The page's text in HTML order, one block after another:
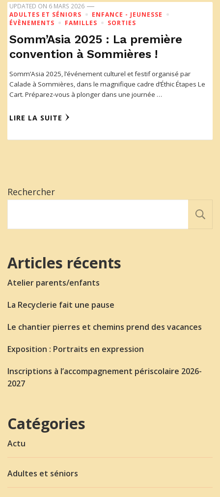
UPDATED ON 6 MARS 2026
ADULTES ET SÉNIORS
ENFANCE - JEUNESSE
ÉVÈNEMENTS
FAMILLES SORTIES
Somm’Asia 2025 : La première
convention à Sommières !
Somm’Asia 2025, l’événement culturel et festif organisé par
Calade à Sommières, dans le magnifique cadre d’Éthic Étapes Le
Cart. Préparez-vous à plonger dans une journée …
LIRE LA SUITE
Rechercher
Articles récents
Atelier parents/enfants
La Recyclerie fait une pause
Le chantier pierres et chemins prend des vacances
Exposition : Portraits en expression
Inscriptions à l’accompagnement périscolaire 2026-
2027
Catégories
Actu
Adultes et séniors